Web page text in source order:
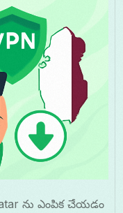
ను ఎంపిక చేయడం